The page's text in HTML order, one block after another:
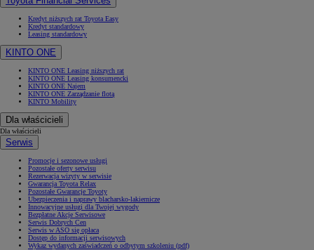
Kredyt niższych rat Toyota Easy
Kredyt standardowy
Leasing standardowy
KINTO ONE
KINTO ONE Leasing niższych rat
KINTO ONE Leasing konsumencki
KINTO ONE Najem
KINTO ONE Zarządzanie flotą
KINTO Mobility
Dla właścicieli
Dla właścicieli
Serwis
Promocje i sezonowe usługi
Pozostałe oferty serwisu
Rezerwacja wizyty w serwisie
Gwarancja Toyota Relax
Pozostałe Gwarancje Toyoty
Ubezpieczenia i naprawy blacharsko-lakiernicze
Innowacyjne usługi dla Twojej wygody
Bezpłatne Akcje Serwisowe
Serwis Dobrych Cen
Serwis w ASO się opłaca
Dostęp do informacji serwisowych
Wykaz wydanych zaświadczeń o odbytym szkoleniu (pdf)